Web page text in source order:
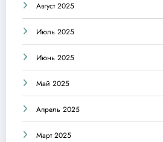
Август 2025
Июль 2025
Июнь 2025
Май 2025
Апрель 2025
Март 2025